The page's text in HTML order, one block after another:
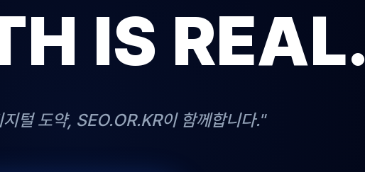
IS REAL.
털 도약, SEO.OR.KR이 함께합니다."